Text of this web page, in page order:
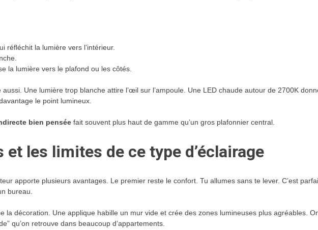
réfléchit la lumière vers l’intérieur.
la lumière vers le plafond ou les côtés.
Une lumière trop blanche attire l’œil sur l’ampoule. Une LED chaude autour de 2700K
le point lumineux.
bien pensée fait souvent plus haut de gamme qu’un gros plafonnier central.
et les limites de ce type d’éclairage
apporte plusieurs avantages. Le premier reste le confort. Tu allumes sans te lever. C’est
bureau.
la décoration. Une applique habille un mur vide et crée des zones lumineuses plus agréables.
qu’on retrouve dans beaucoup d’appartements.